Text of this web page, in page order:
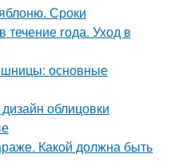
Сроки
течение года. Уход в
основные
облицовки
Какой должна быть